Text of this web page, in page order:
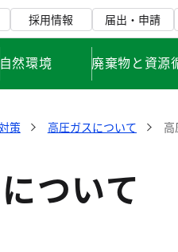
採用情報 届出・申請
自然環境 廃棄物と資源
策 高圧ガスについて
ついて